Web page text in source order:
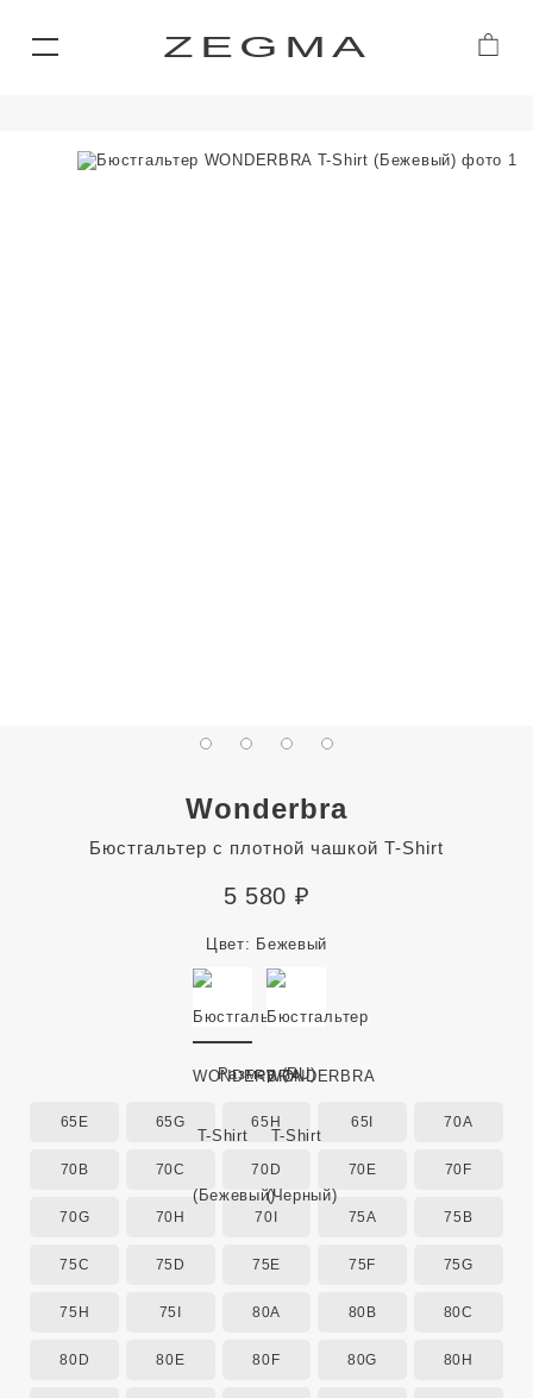
ZEGMA
Wonderbra
Бюстгальтер с плотной чашкой T-Shirt
5 580 ₽
Цвет: Бежевый
Размер(RU)
65E 65G 65H 65I 70A
70B 70C 70D 70E 70F
70G 70H 70I 75A 75B
75C 75D 75E 75F 75G
75H 75I 80A 80B 80C
80D 80E 80F 80G 80H